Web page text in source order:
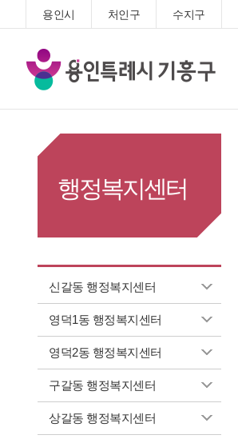
용인시 처인구 수지구
기
흥
행정복지센터
신갈동 행정복지센터
영덕1동 행정복지센터
영덕2동 행정복지센터
구갈동 행정복지센터
상갈동 행정복지센터